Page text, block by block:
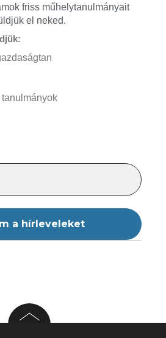
friss műhelytanulmányait
el neked.
tanulmányok